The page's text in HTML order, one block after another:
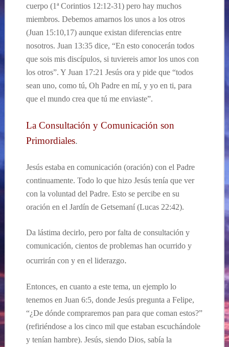
cuerpo (1ª Corintios 12:12-31) pero hay muchos
miembros. Debemos amarnos los unos a los otros
(Juan 15:10,17) aunque existan diferencias entre
nosotros. Juan 13:35 dice, “En esto conocerán todos
que sois mis discípulos, si tuviereis amor los unos con
los otros”. Y Juan 17:21 Jesús ora y pide que “todos
sean uno, como tú, Oh Padre en mí, y yo en ti, para
que el mundo crea que tú me enviaste”.
La Consultación y Comunicación son
Primordiales.
Jesús estaba en comunicación (oración) con el Padre
continuamente. Todo lo que hizo Jesús tenía que ver
con la voluntad del Padre. Esto se percibe en su
oración en el Jardín de Getsemaní (Lucas 22:42).
Da lástima decirlo, pero por falta de consultación y
comunicación, cientos de problemas han ocurrido y
ocurrirán con y en el liderazgo.
Entonces, en cuanto a este tema, un ejemplo lo
tenemos en Juan 6:5, donde Jesús pregunta a Felipe,
“¿De dónde compraremos pan para que coman estos?”
(refiriéndose a los cinco mil que estaban escuchándole
y tenían hambre). Jesús, siendo Dios, sabía la